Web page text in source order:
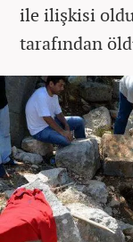
ile ilişkisi
tarafından